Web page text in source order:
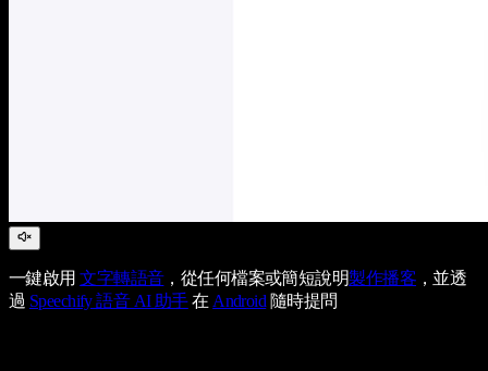
一鍵啟用文字轉語音，從任何檔案或簡短說明製作播客 ，並透
過 Speechify 語音 AI 助手在 Android 隨時提問